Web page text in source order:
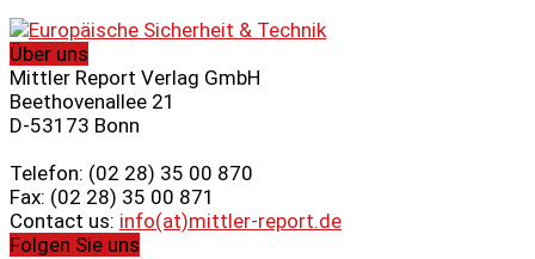
Über uns
Mittler Report Verlag GmbH
Beethovenallee 21
D-53173 Bonn
Telefon: (02 28) 35 00 870
Fax: (02 28) 35 00 871
Contact us: info(at)mittler-report.de
Folgen Sie uns